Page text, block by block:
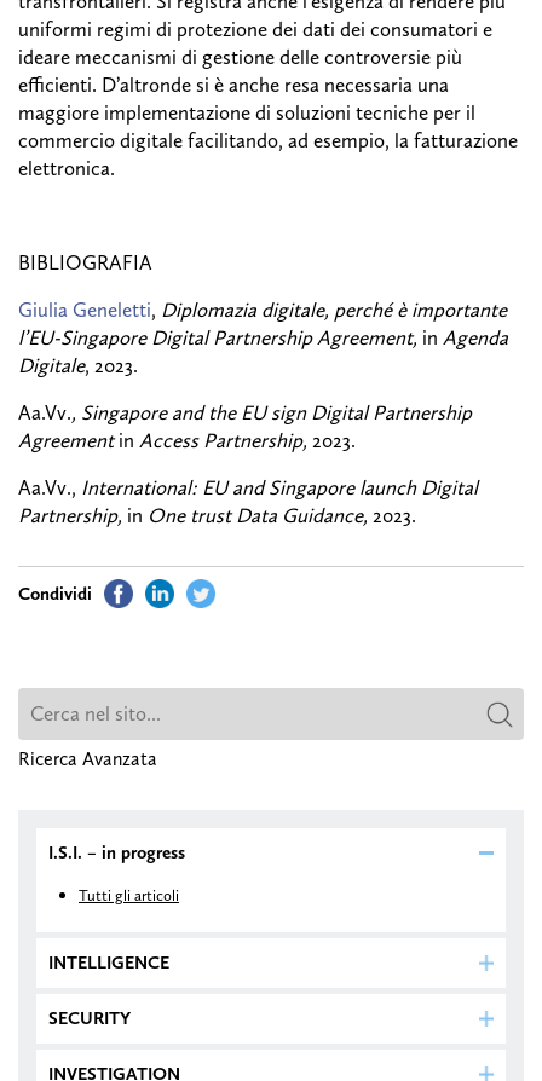
Ricerca Avanzata
I.S.I. – in progress
Tutti gli articoli
INTELLIGENCE
SECURITY
INVESTIGATION
uniformi regimi di protezione dei dati dei consumatori e
ideare meccanismi di gestione delle controversie più
efficienti. D’altronde si è anche resa necessaria una
maggiore implementazione di soluzioni tecniche per il
commercio digitale facilitando, ad esempio, la fatturazione
elettronica.
BIBLIOGRAFIA
Giulia Geneletti, Diplomazia digitale, perché è importante
l’EU-Singapore Digital Partnership Agreement, in Agenda
Digitale, 2023.
Aa.Vv., Singapore and the EU sign Digital Partnership
Agreementin Access Partnership, 2023.
Aa.Vv., International: EU and Singapore launch Digital
Partnership, in One trust Data Guidance, 2023.